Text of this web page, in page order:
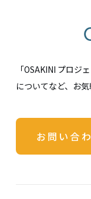
「OSAKINI プロジ
についてなど、お
お問い合